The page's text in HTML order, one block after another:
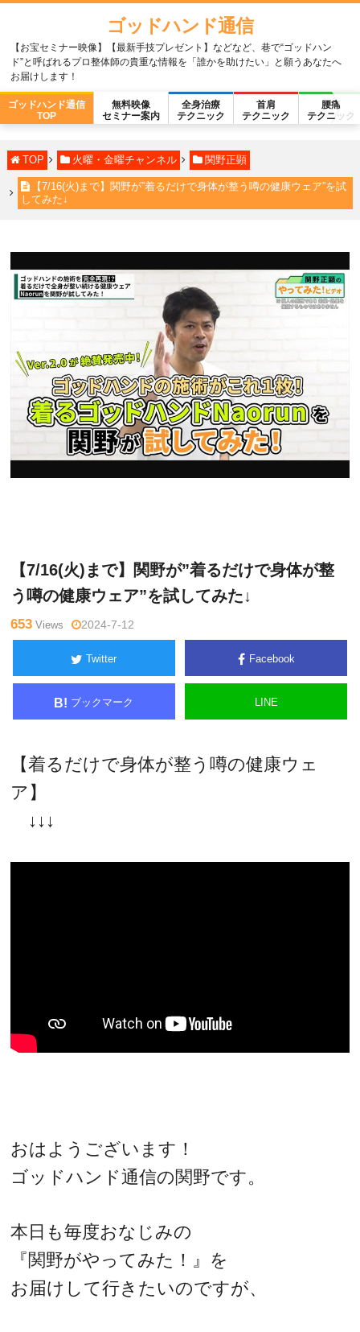
ゴッドハンド通信
【お宝セミナー映像】【最新手技プレゼント】などなど、巷で“ゴッドハン
ド”と呼ばれるプロ整体師の貴重な情報を「誰かを助けたい」と願うあなたへ
お届けします！
ゴッドハンド通信
TOP
無料映像
セミナー案内
全身治療
テクニック
首肩
テクニック
腰痛
テクニック
TOP 火曜・金曜チャンネル 関野正顕
【7/16(火)まで】関野が”着るだけで身体が整う噂の健康ウェア”を試
してみた↓
【7/16(火)まで】関野が”着るだけで身体が整
う噂の健康ウェア”を試してみた↓
653 Views 2024-7-12
Twitter Facebook
B! ブックマーク LINE
【着るだけで身体が整う噂の健康ウェ
ア】
↓↓↓
おはようございます！
ゴッドハンド通信の関野です。
本日も毎度おなじみの
『関野がやってみた！』を
お届けして行きたいのですが、